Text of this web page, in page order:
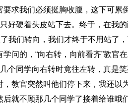
求我们必须挺胸收腹，这下可累
好硬着头皮站下去。终于，在我
我们转向，我们才终于不用站了
问的，“向右转，向前看齐”教官
个同学向右转时竟往左转，真是笑
教官突然叫他们停下来，我还以
就不顾那几个同学了接着给谁哦